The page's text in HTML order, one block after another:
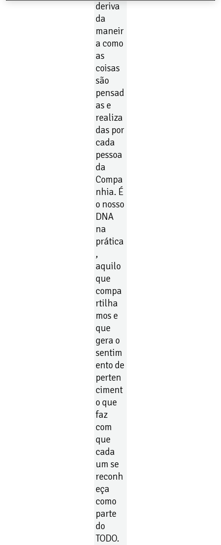
deriva
da
maneir
a como
as
coisas
são
pensad
as e
realiza
das por
cada
pessoa
da
Compa
nhia. É
o nosso
DNA
na
prática
,
aquilo
que
compa
rtilha
mos e
que
gera o
sentim
ento de
perten
ciment
o que
faz
com
que
cada
um se
reconh
eça
como
parte
do
TODO.